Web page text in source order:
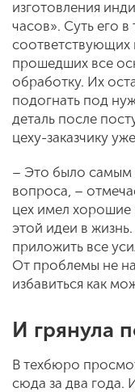
изготовления
часов». Суть его
соответствующих
прошедших все
обработку. Их
подогнать под
деталь после
цеху-заказчику
– Это было
вопроса, –
цех имел
этой идеи в
приложить все
От проблемы не
избавиться как
И грянула
В техбюро
сюда за два года.